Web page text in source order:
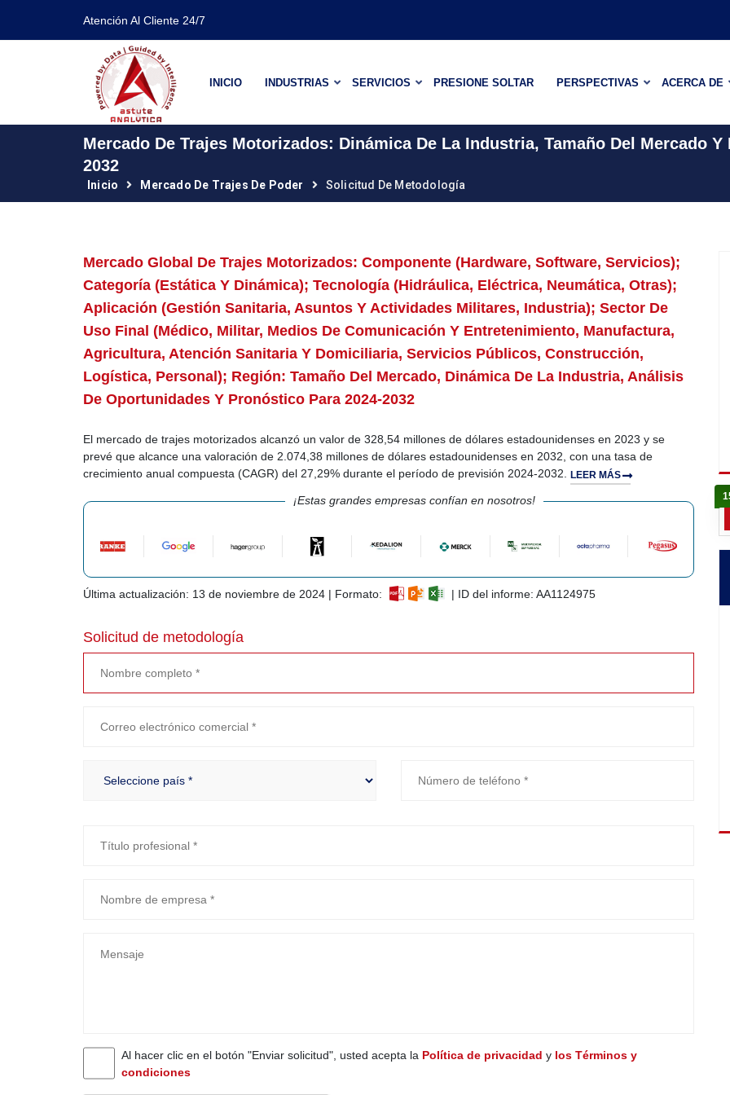
Atención Al Cliente 24/7
INICIO INDUSTRIAS SERVICIOS PRESIONE SOLTAR PERSPECTIVAS ACERCA DE
Mercado De Trajes Motorizados: Dinámica De La Industria, Tamaño Del Mercado
2032
Inicio Mercado De Trajes De Poder Solicitud De Metodología
Mercado Global De Trajes Motorizados: Componente (hardware, Software, Servicios);
Categoría (estática Y Dinámica); Tecnología (hidráulica, Eléctrica, Neumática, Otras);
Aplicación (gestión Sanitaria, Asuntos Y Actividades Militares, Industria); Sector De
Uso Final (médico, Militar, Medios De Comunicación Y Entretenimiento, Manufactura,
Agricultura, Atención Sanitaria Y Domiciliaria, Servicios Públicos, Construcción,
Logística, Personal); Región: Tamaño Del Mercado, Dinámica De La Industria, Análisis
De Oportunidades Y Pronóstico Para 2024-2032
El mercado de trajes motorizados alcanzó un valor de 328,54 millones de dólares estadounidenses en 2023 y se
prevé que alcance una valoración de 2.074,38 millones de dólares estadounidenses en 2032, con una tasa de
crecimiento anual compuesta (CAGR) del 27,29% durante el período de previsión 2024-2032. LEER MÁS
¡Estas grandes empresas confían en nosotros!
Última actualización: 13 de noviembre de 2024 | Formato: | ID del informe: AA1124975
Solicitud de metodología
Al hacer clic en el botón "Enviar solicitud", usted acepta la Política de privacidad y los Términos y
condiciones